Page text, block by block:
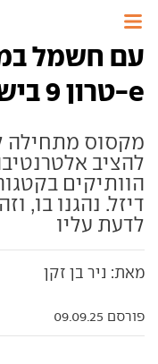
עם חשמל
e-טרון 9 בישראל
מקסוס מתחילה
להציב
הוותיקים
דיזל. נהגנו בו,
לדעת עליו
מאת: ניר בן זקן
פורסם 09.09.25